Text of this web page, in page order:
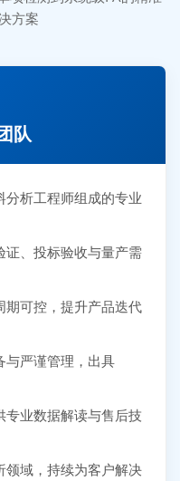
方案
队
分析工程师组成的专业
证、投标验收与量产需
期可控，提升产品迭代
与严谨管理，出具
专业数据解读与售后技
领域，持续为客户解决